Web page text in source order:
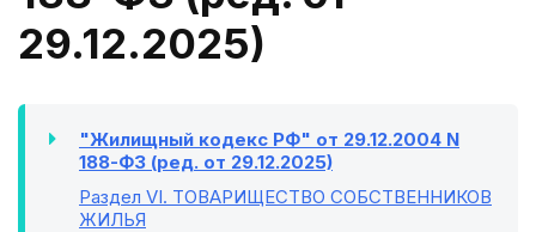
29.12.2025)
"Жилищный кодекс РФ" от 29.12.2004 N
188-ФЗ (ред. от 29.12.2025)
Раздел VI. ТОВАРИЩЕСТВО СОБСТВЕННИКОВ
ЖИЛЬЯ